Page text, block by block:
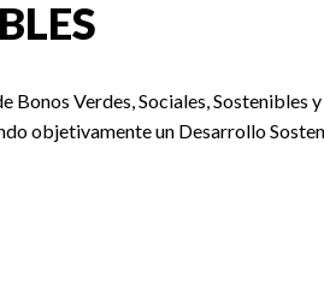
Bonos Verdes, Sociales, Sostenibles
objetivamente un Desarrollo